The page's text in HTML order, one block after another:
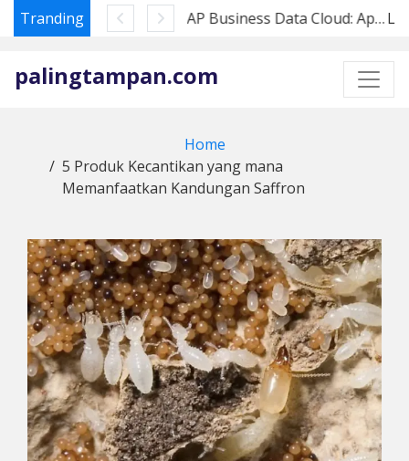
Skip
content
Tranding SAP Business Data Cloud: Apa Artinya bagi Pembeli Datasphere di 2026
palingtampan.com
Home
5 Produk Kecantikan yang mana
Memanfaatkan Kandungan Saffron